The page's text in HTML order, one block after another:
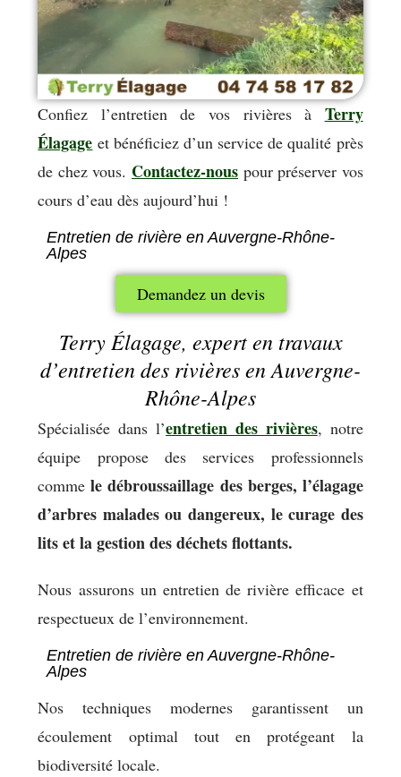
Terry Élagage, expert en travaux
d’entretien des rivières en Auvergne-
Rhône-Alpes
Spécialisée dans l’entretien des rivières, notre
équipe propose des services professionnels
commele débroussaillage des berges, l’élagage
d’arbres malades ou dangereux, le curage des
lits et la gestion des déchets flottants.
Nous assurons un entretien de rivière efficace et
respectueux de l’environnement.
Entretien de rivière en Auvergne-Rhône-
Alpes
Nos techniques modernes garantissent un
écoulement optimal tout en protégeant la
biodiversité locale.
Confiez l’entretien de vos rivières à Terry
Élagage et bénéficiez d’un service de qualité près
de chez vous. Contactez-nous pour préserver vos
cours d’eau dès aujourd’hui !
Entretien de rivière en Auvergne-Rhône-
Alpes
Demandez un devis